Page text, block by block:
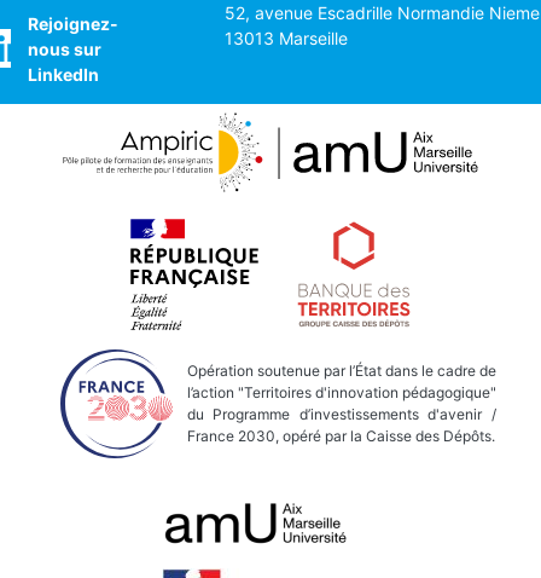
Rejoignez-
nous sur
LinkedIn
52, avenue Escadrille Normandie
13013 Marseille
Opération soutenue par l’État dans le cadre de
l’action "Territoires d'innovation pédagogique"
du Programme d’investissements d'avenir /
France 2030, opéré par la Caisse des Dépôts.